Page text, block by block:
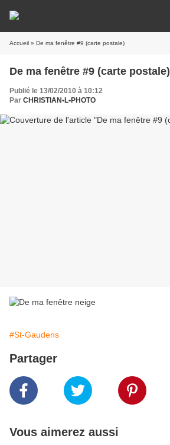
Accueil » De ma fenêtre #9 (carte postale)
De ma fenêtre #9 (carte postale)
Publié le 13/02/2010 à 10:12
Par CHRISTIAN•L•PHOTO
#St-Gaudens
Partager
Vous aimerez aussi